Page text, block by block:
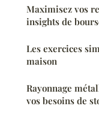
Maximisez vos
insights de
Les exercices
maison
Rayonnage
vos besoins de